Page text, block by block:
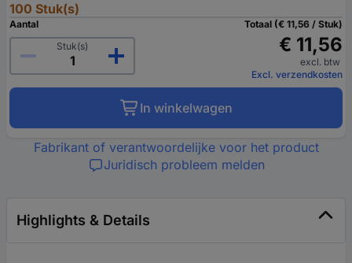
100 Stuk(s)
Aantal
Stuk(s)
Totaal (€ 11,56 / Stuk)
€ 11,56
excl. btw
Excl. verzendkosten
In winkelwagen
Fabrikant of verantwoordelijke voor het product
Juridisch probleem melden
Highlights & Details